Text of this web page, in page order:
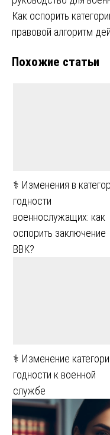
по
записям
Как оспорить
правовой алгоритм
Похожие статьи
⚕️ Изменения в
годности
военнослужащих: как
оспорить заключение
ВВК?
⚕️ Изменение
годности к военной
службе